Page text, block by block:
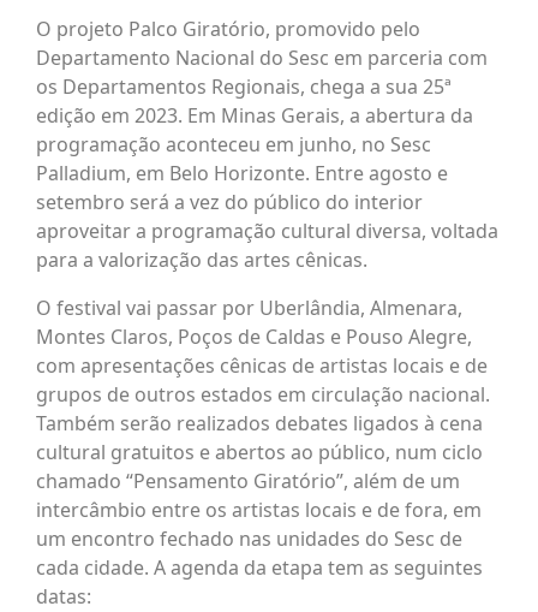
O projeto Palco Giratório, promovido pelo
Departamento Nacional do Sesc em parceria com
os Departamentos Regionais, chega a sua 25ª
edição em 2023. Em Minas Gerais, a abertura da
programação aconteceu em junho, no Sesc
Palladium, em Belo Horizonte. Entre agosto e
setembro será a vez do público do interior
aproveitar a programação cultural diversa, voltada
para a valorização das artes cênicas.
O festival vai passar por Uberlândia, Almenara,
Montes Claros, Poços de Caldas e Pouso Alegre,
com apresentações cênicas de artistas locais e de
grupos de outros estados em circulação nacional.
Também serão realizados debates ligados à cena
cultural gratuitos e abertos ao público, num ciclo
chamado “Pensamento Giratório”, além de um
intercâmbio entre os artistas locais e de fora, em
um encontro fechado nas unidades do Sesc de
cada cidade. A agenda da etapa tem as seguintes
datas: